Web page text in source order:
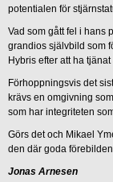
potentialen för
Vad som gått fel i hans
grandios självbild som
Hybris efter att ha
Förhoppningsvis det
krävs en omgivning
som har integriteten
Görs det och Mikael
den där goda
Jonas Arnesen